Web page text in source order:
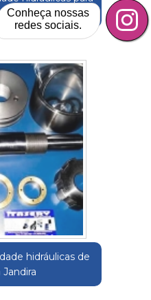
hidráulicas de
Conheça nossas
redes sociais.